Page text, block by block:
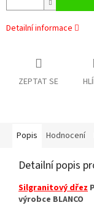
Detailní informace
ZEPTAT SE
Popis Hodnocení
Detailní popis
Silgranitový dřez
výrobce BLANCO